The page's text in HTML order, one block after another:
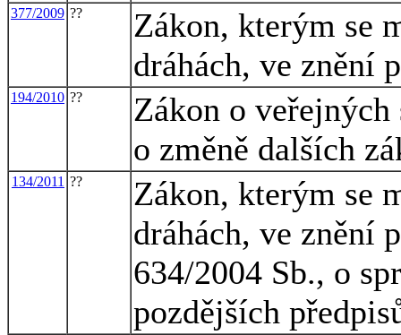
377/2009 ??
Zákon, kterým se
dráhách, ve znění
194/2010 ??
Zákon o
o změně dalších
134/2011 ??
Zákon, kterým se
dráhách, ve znění
634/2004 Sb., o
pozdějších